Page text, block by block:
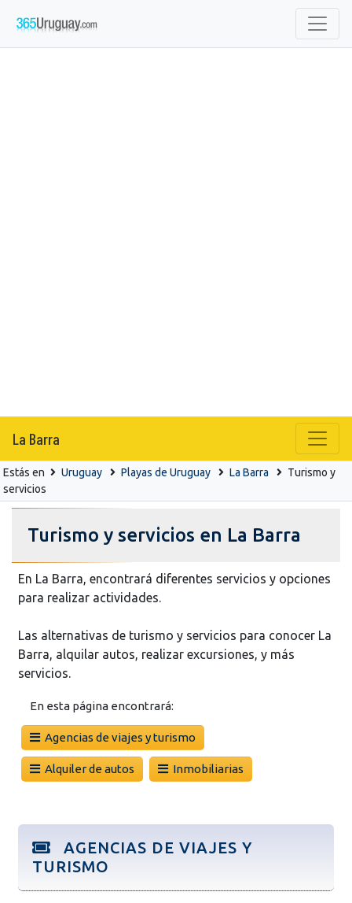
La Barra
Estás en Uruguay Playas de Uruguay La Barra
Turismo y
servicios
Turismo y servicios en La Barra
En La Barra, encontrará diferentes servicios y opciones
para realizar actividades.
Las alternativas de turismo y servicios para conocer La
Barra, alquilar autos, realizar excursiones, y más
servicios.
En esta página encontrará:
Agencias de viajes y turismo
Alquiler de autos Inmobiliarias
AGENCIAS DE VIAJES Y
TURISMO